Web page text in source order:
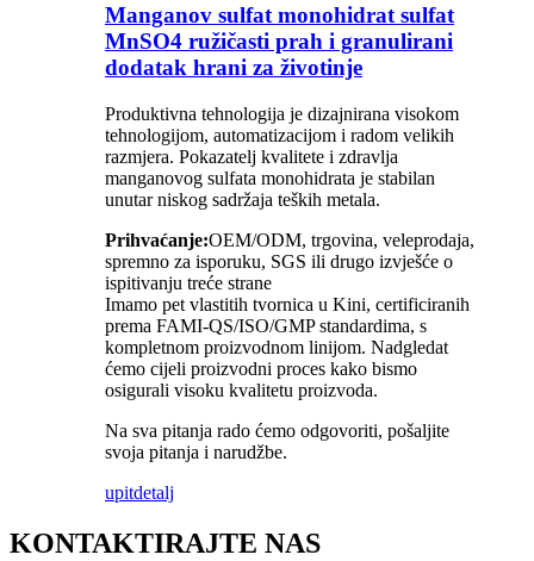
Manganov sulfat monohidrat sulfat
MnSO4 ružičasti prah i granulirani
dodatak hrani za životinje
Produktivna tehnologija je dizajnirana visokom
tehnologijom, automatizacijom i radom velikih
razmjera. Pokazatelj kvalitete i zdravlja
manganovog sulfata monohidrata je stabilan
unutar niskog sadržaja teških metala.
Prihvaćanje:OEM/ODM, trgovina, veleprodaja,
spremno za isporuku, SGS ili drugo izvješće o
ispitivanju treće strane
Imamo pet vlastitih tvornica u Kini, certificiranih
prema FAMI-QS/ISO/GMP standardima, s
kompletnom proizvodnom linijom. Nadgledat
ćemo cijeli proizvodni proces kako bismo
osigurali visoku kvalitetu proizvoda.
Na sva pitanja rado ćemo odgovoriti, pošaljite
svoja pitanja i narudžbe.
upitdetalj
KONTAKTIRAJTE NAS